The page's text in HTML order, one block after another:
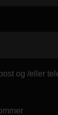
og /eller